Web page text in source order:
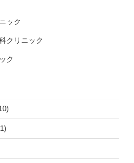
ック
クリニック
ク